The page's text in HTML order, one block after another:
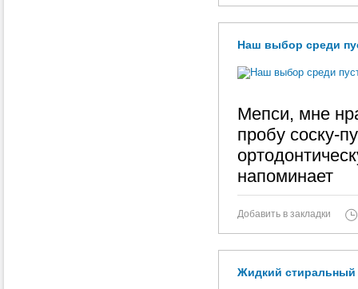
Наш выбор среди
Мепси, мне
пробу соску-
напоминает
Добавить в закладки
Жидкий